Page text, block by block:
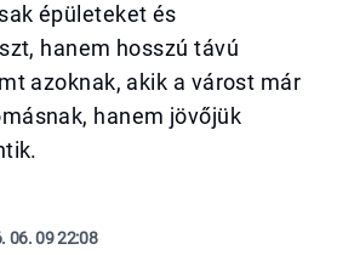
épületeket és
hanem hosszú távú
azoknak, akik a várost már
hanem jövőjük
06. 09 22:08